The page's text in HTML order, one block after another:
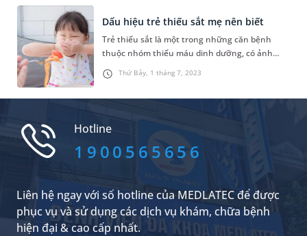
Thứ Bảy, 1 tháng 7, 2023
Dấu hiệu trẻ thiếu sắt mẹ nên biết
Trẻ thiếu sắt là một trong những căn bệnh
thuộc nhóm thiếu máu dinh dưỡng, có ảnh
hưởng trực tiếp đến sự phát triển của trẻ.
Đồng hành cùng sự phát triển của bé, các bậc
Hotline
1900565656
Liên hệ ngay với số hotline của MEDLATEC để được
phục vụ và sử dụng các dịch vụ khám, chữa bệnh
hiện đại & cao cấp nhất.